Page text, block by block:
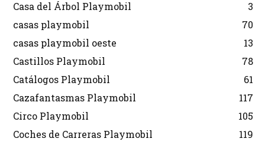
Casa del Árbol Playmobil
3
casas playmobil
70
casas playmobil oeste
13
Castillos Playmobil
78
Catálogos Playmobil
61
Cazafantasmas Playmobil
117
Circo Playmobil
105
Coches de Carreras Playmobil
119